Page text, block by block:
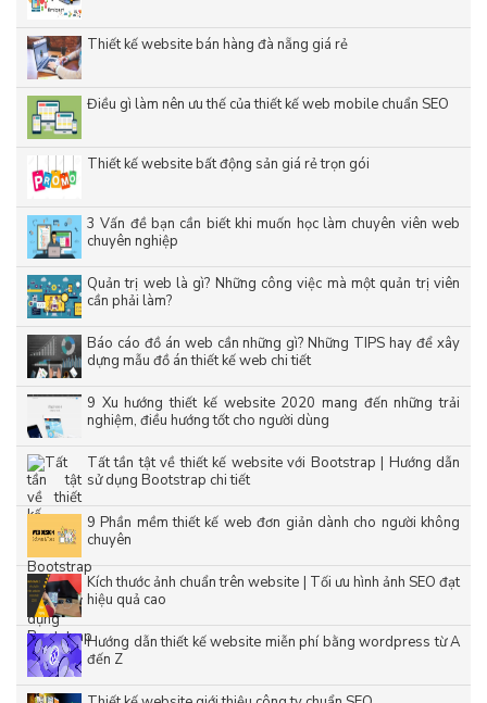
Thiết kế website bán hàng đà nẵng giá rẻ
Điều gì làm nên ưu thế của thiết kế web mobile chuẩn SEO
Thiết kế website bất động sản giá rẻ trọn gói
3 Vấn đề bạn cần biết khi muốn học làm chuyên viên web
chuyên nghiệp
Quản trị web là gì? Những công việc mà một quản trị viên
cần phải làm?
Báo cáo đồ án web cần những gì? Những TIPS hay để xây
dựng mẫu đồ án thiết kế web chi tiết
9 Xu hướng thiết kế website 2020 mang đến những trải
nghiệm, điều hướng tốt cho người dùng
Tất tần tật về thiết kế website với Bootstrap | Hướng dẫn
sử dụng Bootstrap chi tiết
9 Phần mềm thiết kế web đơn giản dành cho người không
chuyên
Kích thước ảnh chuẩn trên website | Tối ưu hình ảnh SEO đạt
hiệu quả cao
Hướng dẫn thiết kế website miễn phí bằng wordpress từ A
đến Z